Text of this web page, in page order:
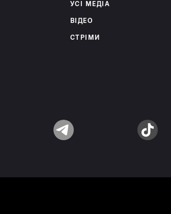
УСІ МЕДІА
ВІДЕО
СТРІМИ
Telegram TikTok